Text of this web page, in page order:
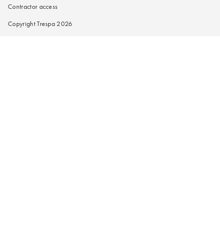
Contractor access
Copyright Trespa 2026